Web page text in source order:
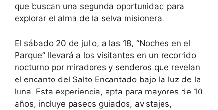
que buscan una segunda oportunidad para
explorar el alma de la selva misionera.
El sábado 20 de julio, a las 18, “Noches en el
Parque” llevará a los visitantes en un recorrido
nocturno por miradores y senderos que revelan
el encanto del Salto Encantado bajo la luz de la
luna. Esta experiencia, apta para mayores de 10
años, incluye paseos guiados, avistajes,